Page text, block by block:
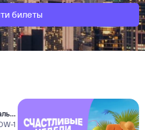
билеты
1